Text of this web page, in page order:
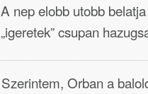
A nep elobb utobb
„igeretek” csupan
Szerintem, Orban a